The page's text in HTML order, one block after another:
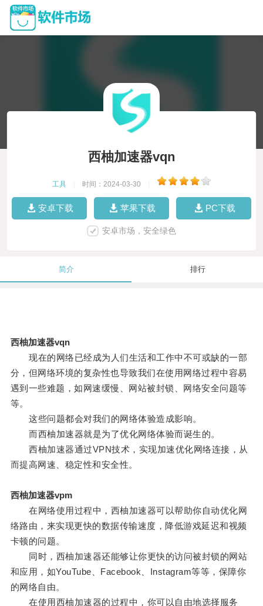
西柚加速器vqn
工具 时间：2024-03-30
安卓下载 苹果下载 PC下载
安卓市场，安全绿色
简介 排行
西柚加速器vqn
现在的网络已经成为人们生活和工作中不可或缺的一部
分，但网络环境的复杂性也导致我们在使用网络过程中容易
遇到一些难题，如网速缓慢、网站被封锁、网络安全问题等
等。
这些问题都会对我们的网络体验造成影响。
而西柚加速器就是为了优化网络体验而诞生的。
西柚加速器通过VPN技术，实现加速优化网络连接，从
而提高网速、稳定性和安全性。
西柚加速器vpm
在网络使用过程中，西柚加速器可以帮助你自动优化网
络路由，来实现更快的数据传输速度，降低游戏延迟和视频
卡顿的问题。
同时，西柚加速器还能够让你更快的访问被封锁的网站
和应用，如YouTube、Facebook、Instagram等等，保障你
的网络自由。
在使用西柚加速器的过程中，你可以自由地选择服务